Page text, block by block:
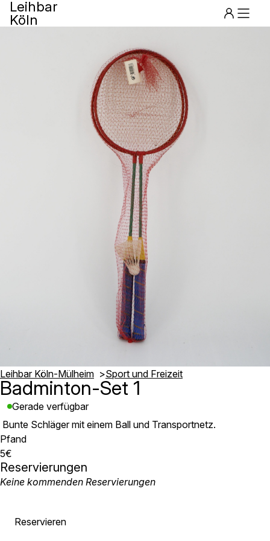
Leihbar
Köln
Menu
Leihbar Köln-Mülheim Sport und Freizeit
Badminton-Set 1
Gerade verfügbar
Bunte Schläger mit einem Ball und Transportnetz.
Pfand
5€
Reservierungen
Keine kommenden Reservierungen
Reservieren